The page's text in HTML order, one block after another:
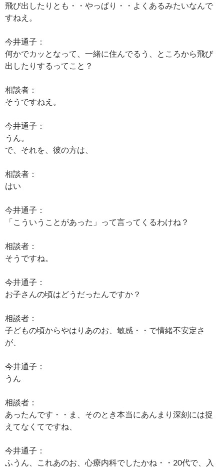
飛び出したりとも・・やっぱり・・よくあるみたいなんで
すねえ。
今井通子：
何かでカッとなって、一緒に住んでるう、ところから飛び
出したりするってこと？
相談者：
そうですねえ。
今井通子：
うん。
で、それを、彼の方は、
相談者：
はい
今井通子：
「こういうことがあった」って言ってくるわけね？
相談者：
そうですね。
今井通子：
お子さんの頃はどうだったんですか？
相談者：
子どもの頃からやはりあのお、敏感・・で情緒不安定さ
が、
今井通子：
うん
相談者：
あったんです・・ま、そのとき本当にあんまり深刻には捉
えてなくてですね、
今井通子：
ふうん、これあのお、心療内科でしたかね・・20代で、入